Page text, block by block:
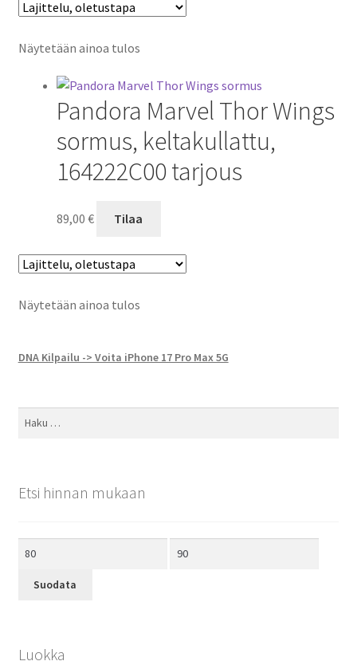
Näytetään ainoa tulos
Pandora Marvel Thor Wings
sormus, keltakullattu,
164222C00 tarjous
89,00 € Tilaa
Näytetään ainoa tulos
DNA Kilpailu -> Voita iPhone 17 Pro Max 5G
Haku:
Etsi hinnan mukaan
Suodata
Luokka